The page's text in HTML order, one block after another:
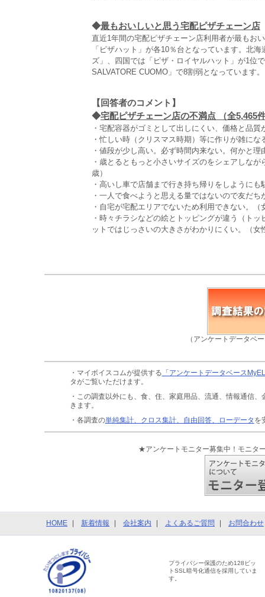
◆最もおいしいと思う宅配ピザチェーン店
直近1年間の宅配ピザチェーン店利用者が最もお
「ピザハット」が各10％台となっています。北
ズ」、四国では「ピザ・ロイヤルハット」が1位
SALVATORE CUOMO」で8割弱となっています。
【回答者のコメント】
◆宅配ピザチェーン店の不満点 （全5,465
・宅配容器がゴミとして出しにくい、価格と品
・忙しい時（クリスマス時期）等に作りが雑にな
・値段が少し高い。必ず時間内来ない。何かと
・歳とるともっと小さいサイズのをシェアしな
歳）
・高いし車で店舗まで行き持ち帰りをしように
・一人で食べようと思える量ではないので友だ
・自宅が宅配エリアでないため利用できない。（
・時々チラシなどの絵とトッピングが違う（ト
ットではじっさいの大きさがわかりにくい。（女
（アンケートデータベ
・マイボイスコムが提供する 「アンケートデータベース
タがご覧いただけます。
・この調査以外にも、食、住、家庭用品、流通、情報通信、
きます。
・各調査の単純集計、クロス集計、自由回答、ローデータ を
★アンケートモニター募集中！モニタ
HOME 新着情報 会社案内 よくあるご質問 お問合わせ
プライバシー保護のため128ビッ
トSSL暗号化通信を採用していま
す。